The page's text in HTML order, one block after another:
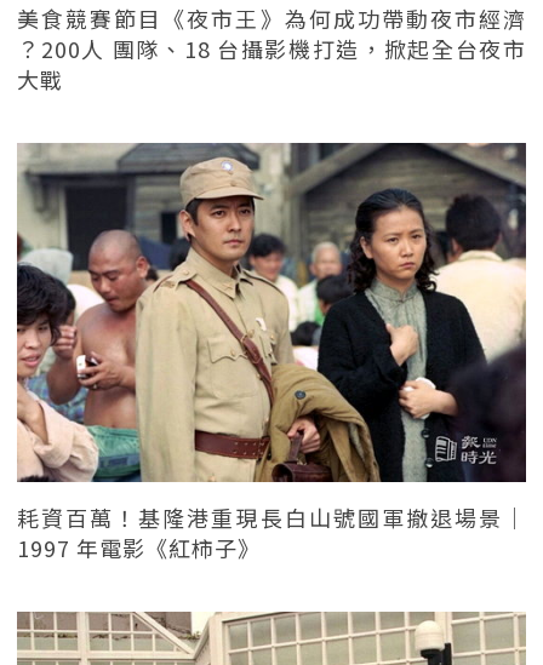
美食競賽節目《夜市王》為何成功帶動夜市經濟
？200人 團隊、18 台攝影機打造，掀起全台夜市
大戰
耗資百萬！基隆港重現長白山號國軍撤退場景｜
1997 年電影《紅柿子》